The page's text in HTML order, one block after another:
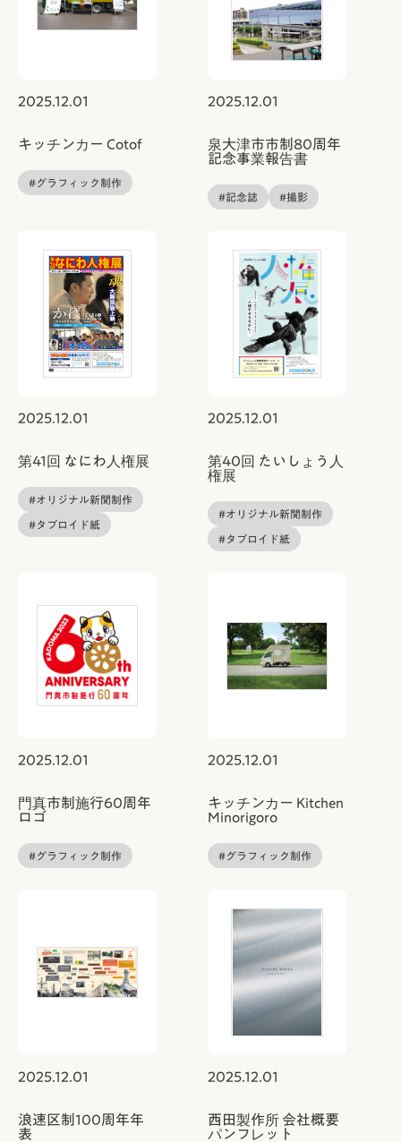
2025.12.01
キッチンカー Cotof
#グラフィック制作
2025.12.01
泉大津市市制80周年
記念事業報告書
#記念誌 #撮影
2025.12.01
第41回 なにわ人権展
#オリジナル新聞制作
#タブロイド紙
2025.12.01
第40回 たいしょう人
権展
#オリジナル新聞制作
#タブロイド紙
2025.12.01
門真市制施行60周年
ロゴ
#グラフィック制作
2025.12.01
キッチンカー Kitchen
Minorigoro
#グラフィック制作
2025.12.01
浪速区制100周年年
表
2025.12.01
西田製作所 会社概要
パンフレット